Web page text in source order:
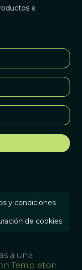
e
y condiciones
de cookies
a una
Templeton